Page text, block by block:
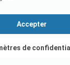
Hoogte
/ Sluis